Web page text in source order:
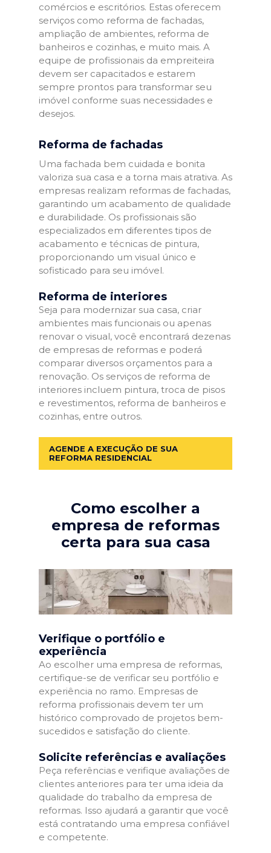
comércios e escritórios. Estas oferecem
serviços como reforma de fachadas,
ampliação de ambientes, reforma de
banheiros e cozinhas, e muito mais. A
equipe de profissionais da empreiteira
devem ser capacitados e estarem
sempre prontos para transformar seu
imóvel conforme suas necessidades e
desejos.
Reforma de fachadas
Uma fachada bem cuidada e bonita
valoriza sua casa e a torna mais atrativa. As
empresas realizam reformas de fachadas,
garantindo um acabamento de qualidade
e durabilidade. Os profissionais são
especializados em diferentes tipos de
acabamento e técnicas de pintura,
proporcionando um visual único e
sofisticado para seu imóvel.
Reforma de interiores
Seja para modernizar sua casa, criar
ambientes mais funcionais ou apenas
renovar o visual, você encontrará dezenas
de empresas de reformas e poderá
comparar diversos orçamentos para a
renovação. Os serviços de reforma de
interiores incluem pintura, troca de pisos
e revestimentos, reforma de banheiros e
cozinhas, entre outros.
AGENDE A EXECUÇÃO DE SUA
REFORMA RESIDENCIAL
Como escolher a
empresa de reformas
certa para sua casa
Verifique o portfólio e
experiência
Ao escolher uma empresa de reformas,
certifique-se de verificar seu portfólio e
experiência no ramo. Empresas de
reforma profissionais devem ter um
histórico comprovado de projetos bem-
sucedidos e satisfação do cliente.
Solicite referências e avaliações
Peça referências e verifique avaliações de
clientes anteriores para ter uma ideia da
qualidade do trabalho da empresa de
reformas. Isso ajudará a garantir que você
está contratando uma empresa confiável
e competente.